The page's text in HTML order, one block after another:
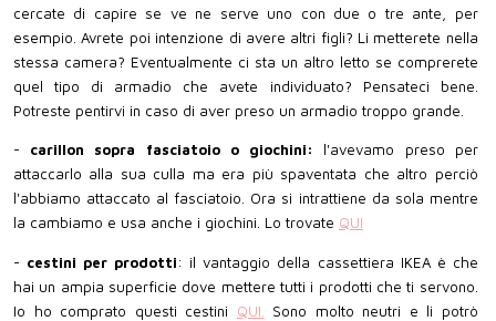
cercate di capire se ve ne serve uno con due o tre ante, per
esempio. Avrete poi intenzione di avere altri figli? Li metterete nella
stessa camera? Eventualmente ci sta un altro letto se comprerete
quel tipo di armadio che avete individuato? Pensateci bene.
Potreste pentirvi in caso di aver preso un armadio troppo grande.
- carillon sopra fasciatoio o giochini: l'avevamo preso per
attaccarlo alla sua culla ma era più spaventata che altro perciò
l'abbiamo attaccato al fasciatoio. Ora si intrattiene da sola mentre
la cambiamo e usa anche i giochini. Lo trovate QUI
- cestini per prodotti: il vantaggio della cassettiera IKEA è che
hai un ampia superficie dove mettere tutti i prodotti che ti servono.
Io ho comprato questi cestini QUI.
Sono molto neutri e li potrò